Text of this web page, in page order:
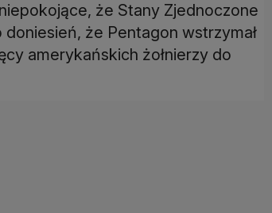
że Stany Zjednoczone
że Pentagon wstrzymał
amerykańskich żołnierzy do